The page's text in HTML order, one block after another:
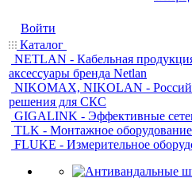
Войти
Каталог
NETLAN - Кабельная
аксессуары бренда Netlan
NIKOMAX, NIKOLAN -
решения для СКС
GIGALINK - Эффективные
TLK - Монтажное
FLUKE - Измерительное